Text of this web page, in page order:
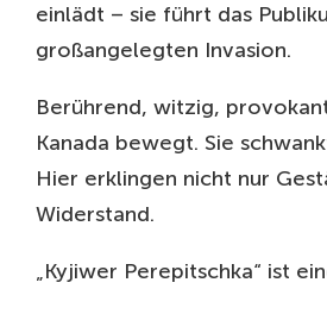
einlädt – sie führt das
großangelegten Invasion.
Berührend, witzig,
Kanada bewegt. Sie
Hier erklingen nicht nur
Widerstand.
„Kyjiwer Perepitschka“ ist